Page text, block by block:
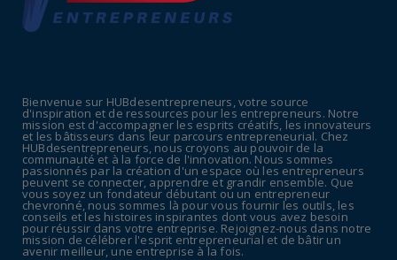
July 09, 2026
July 08, 2026
POLITIQUE
Canicule : sept départements du Sud placés
en vigilance oran...
July 04, 2026
Bienvenue sur HUBdesentrepreneurs, votre source
d'inspiration et de ressources pour les entrepreneurs. Notre
mission est d'accompagner les esprits créatifs, les innovateurs
et les bâtisseurs dans leur parcours entrepreneurial. Chez
HUBdesentrepreneurs, nous croyons au pouvoir de la
communauté et à la force de l'innovation. Nous sommes
passionnés par la création d'un espace où les entrepreneurs
peuvent se connecter, apprendre et grandir ensemble. Que
vous soyez un fondateur débutant ou un entrepreneur
chevronné, nous sommes là pour vous fournir les outils, les
conseils et les histoires inspirantes dont vous avez besoin
pour réussir dans votre entreprise. Rejoignez-nous dans notre
mission de célébrer l'esprit entrepreneurial et de bâtir un
avenir meilleur, une entreprise à la fois.